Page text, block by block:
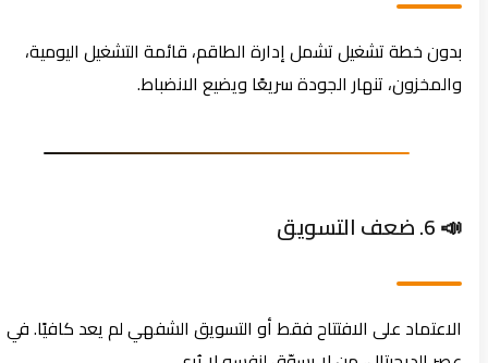
بدون خطة تشغيل تشمل إدارة الطاقم، قائمة التشغيل اليومية،
والمخزون، تنهار الجودة سريعًا ويضيع الانضباط.
الاعتماد على الافتتاح فقط أو التسويق الشفهي لم يعد كافيًا. في